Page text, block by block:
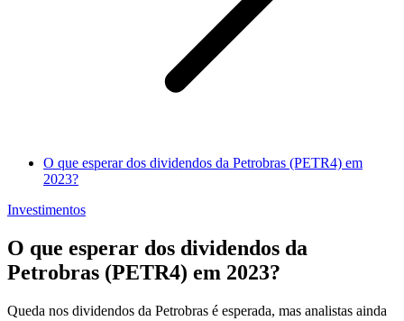
O que esperar dos dividendos da Petrobras (PETR4) em
2023?
Investimentos
O que esperar dos dividendos da
Petrobras (PETR4) em 2023?
Queda nos dividendos da Petrobras é esperada, mas analistas ainda